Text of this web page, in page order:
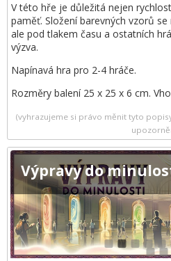
V této hře je důležitá nejen
paměť. Složení barevných vzorů
ale pod tlakem času a ostatních
výzva.
Napínavá hra pro 2-4 hráče.
Rozměry balení 25 x 25 x 6 cm.
(vyhrazujeme si právo měnit tyto
Výpravy do